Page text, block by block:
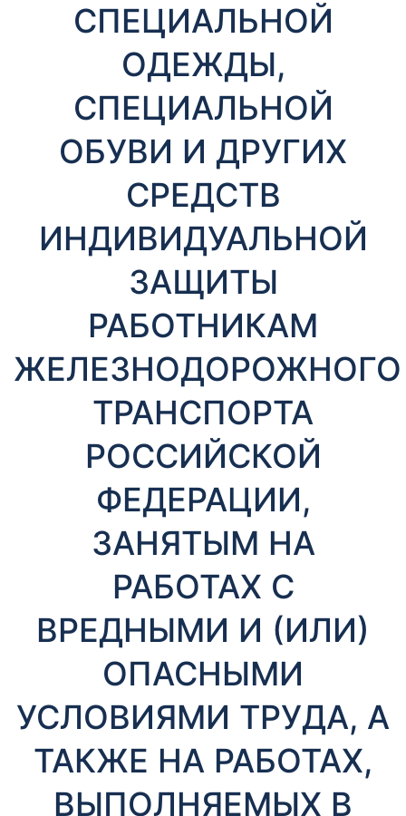
СПЕЦИАЛЬНОЙ
ОДЕЖДЫ,
СПЕЦИАЛЬНОЙ
ОБУВИ И ДРУГИХ
СРЕДСТВ
ИНДИВИДУАЛЬНОЙ
ЗАЩИТЫ
РАБОТНИКАМ
ЖЕЛЕЗНОДОРОЖНОГО
ТРАНСПОРТА
РОССИЙСКОЙ
ФЕДЕРАЦИИ,
ЗАНЯТЫМ НА
РАБОТАХ С
ВРЕДНЫМИ И (ИЛИ)
ОПАСНЫМИ
УСЛОВИЯМИ ТРУДА, А
ТАКЖЕ НА РАБОТАХ,
ВЫПОЛНЯЕМЫХ В
Эти файлы cookie
необязательны.
Они необходимы
функционирования